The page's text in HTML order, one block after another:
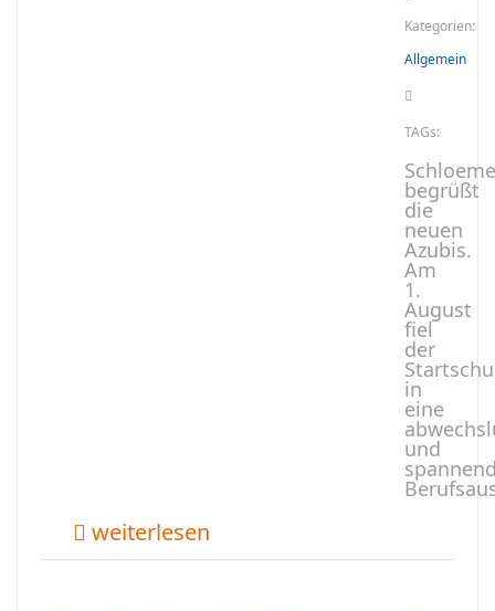
Kategorien:
Allgemein
TAGs:
begrüßt
die
neuen
Azubis.
Am
1.
August
fiel
der
in
eine
und
weiterlesen